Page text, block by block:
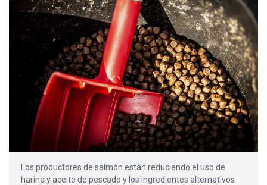
Los productores de salmón están reduciendo el uso de
harina y aceite de pescado y los ingredientes alternativos